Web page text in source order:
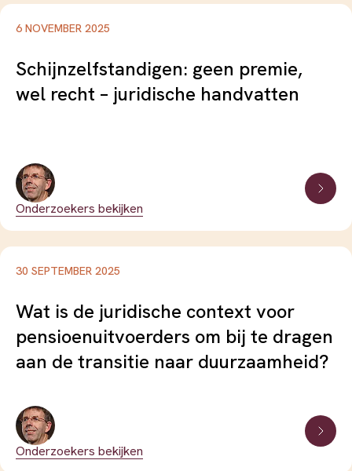
#sparen #toedeling-rendementen
#toezicht #transitie #uitgavenpatronen
#verplichtstelling
#wonen-en-pensioen
6 NOVEMBER 2025
Schijnzelfstandigen: geen premie,
wel recht – juridische handvatten
Onderzoekers bekijken
30 SEPTEMBER 2025
Wat is de juridische context voor
pensioenuitvoerders om bij te dragen
aan de transitie naar duurzaamheid?
Onderzoekers bekijken